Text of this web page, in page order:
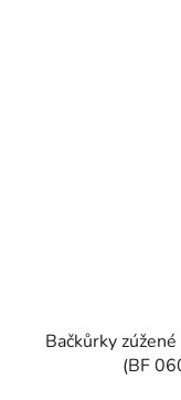
Bačkůrky
(BF